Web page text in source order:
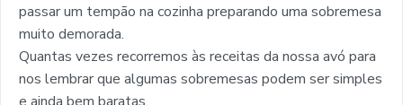
passar um tempão na cozinha preparando uma sobremesa
muito demorada.
Quantas vezes recorremos às receitas da nossa avó para
nos lembrar que algumas sobremesas podem ser simples